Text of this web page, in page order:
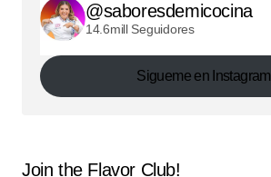
@saboresdemicocina
14.6mill Seguidores
Sigueme en Instagram
Join the Flavor Club!